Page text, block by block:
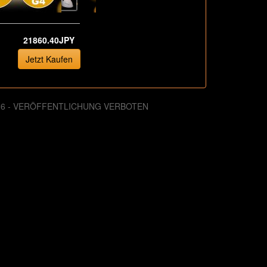
21860.40JPY
Jetzt Kaufen
- VERÖFFENTLICHUNG VERBOTEN